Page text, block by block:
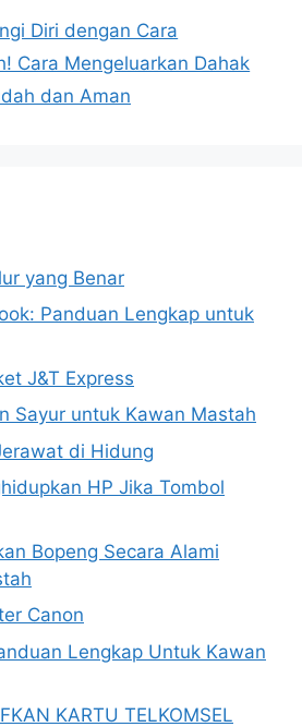
Diri dengan Cara
Cara Mengeluarkan Dahak
dan Aman
yang Benar
Panduan Lengkap untuk
J&T Express
Sayur untuk Kawan Mastah
di Hidung
HP Jika Tombol
Bopeng Secara Alami
Canon
Lengkap Untuk Kawan
KARTU TELKOMSEL